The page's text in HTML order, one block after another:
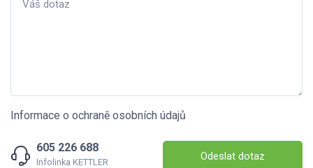
Informace o ochraně osobních údajů
605 226 688
Infolinka KETTLER Odeslat dotaz